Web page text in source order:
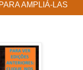
AMPLIÁ-LAS